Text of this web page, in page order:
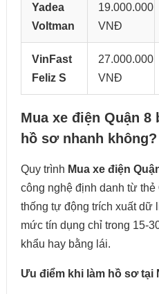
Yadea
Voltman
19.000.000
VNĐ
VinFast
Feliz S
27.000.000
VNĐ
Mua xe điện Quận 8
hồ sơ nhanh không?
Quy trình Mua xe điện
công nghệ định danh từ thẻ
thống tự động trích xuất dữ
mức tín dụng chỉ trong 15-
khẩu hay bằng lái.
Ưu điểm khi làm hồ sơ tại